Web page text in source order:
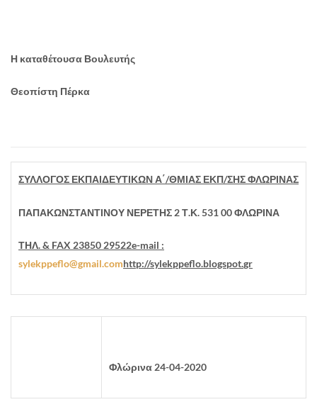
Η καταθέτουσα Βουλευτής
Θεοπίστη Πέρκα
ΣΥΛΛΟΓΟΣ ΕΚΠΑΙΔΕΥΤΙΚΩΝ Α΄/ΘΜΙΑΣ ΕΚΠ/ΣΗΣ ΦΛΩΡΙΝΑΣ
ΠΑΠΑΚΩΝΣΤΑΝΤΙΝΟΥ ΝΕΡΕΤΗΣ 2 Τ.Κ. 531 00 ΦΛΩΡΙΝΑ
ΤΗΛ. & FAX 23850 29522e-mail :
sylekppeflo@gmail.comhttp://sylekppeflo.blogspot.gr
Φλώρινα 24-04-2020